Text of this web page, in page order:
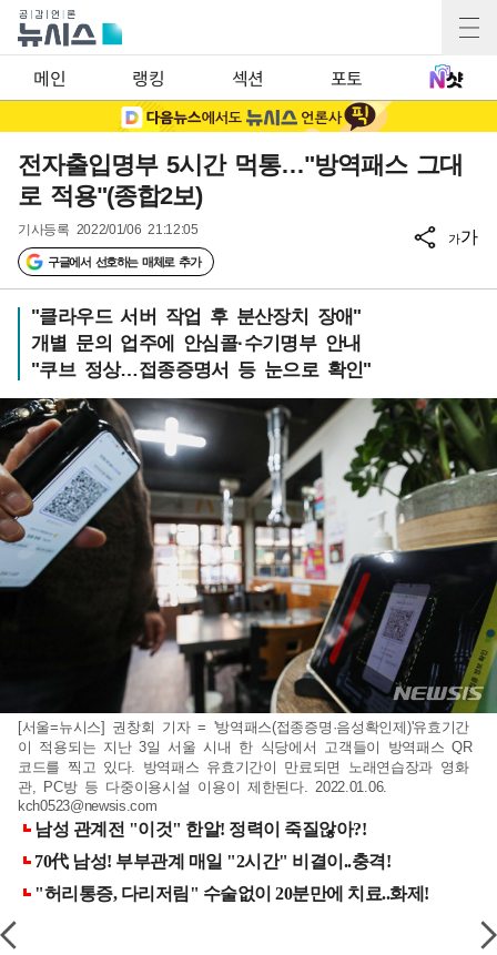
메인 랭킹 섹션 포토
전자출입명부 5시간 먹통…"방역패스 그대
로 적용"(종합2보)
기사등록 2022/01/06 21:12:05
구글에서 선호하는 매체로 추가
가가
"클라우드 서버 작업 후 분산장치 장애"
개별 문의 업주에 안심콜·수기명부 안내
"쿠브 정상…접종증명서 등 눈으로 확인"
[서울=뉴시스] 권창회 기자 = '방역패스(접종증명·음성확인제)'유효기간
이 적용되는 지난 3일 서울 시내 한 식당에서 고객들이 방역패스 QR
코드를 찍고 있다. 방역패스 유효기간이 만료되면 노래연습장과 영화
관, PC방 등 다중이용시설 이용이 제한된다. 2022.01.06.
kch0523@newsis.com